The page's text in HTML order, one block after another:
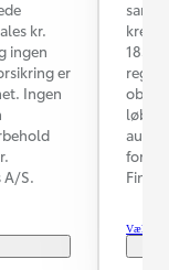
kr.
ingen
er
Ingen
S.
for
Vælg bil